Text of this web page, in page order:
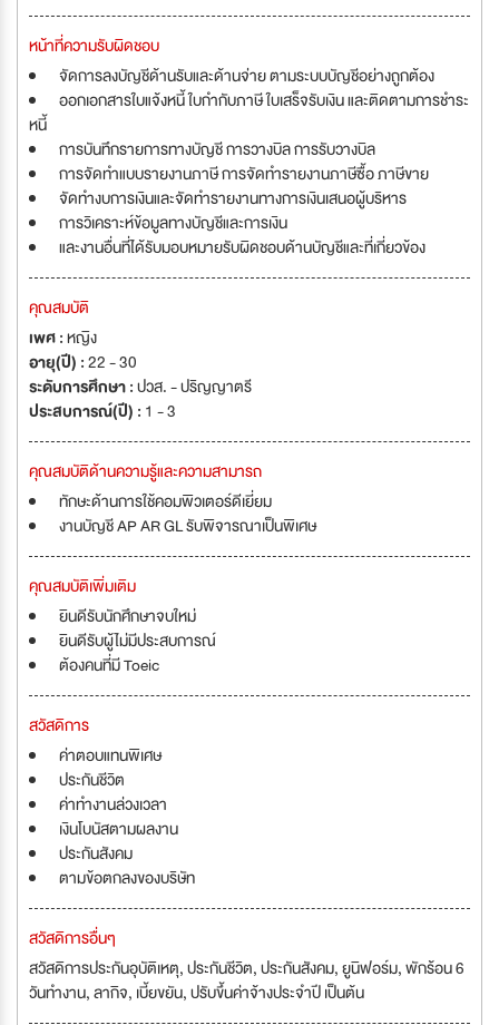
หน้าที่ความรับผิดชอบ
จัดการลงบัญชีด้านรับและด้านจ่าย ตามระบบบัญชีอย่างถูกต้อง
ออกเอกสารใบแจ้งหนี้ ใบกำกับภาษี ใบเสร็จรับเงิน และติดตามการชำระ
หนี้
การบันทึกรายการทางบัญชี การวางบิล การรับวางบิล
การจัดทำแบบรายงานภาษี การจัดทำรายงานภาษีซื้อ ภาษีขาย
จัดทำงบการเงินและจัดทำรายงานทางการเงินเสนอผู้บริหาร
การวิเคราะห์ข้อมูลทางบัญชีและการเงิน
และงานอื่นที่ได้รับมอบหมายรับผิดชอบด้านบัญชีและที่เกี่ยวข้อง
คุณสมบัติ
เพศ :หญิง
อายุ(ปี) :22 - 30
ระดับการศึกษา :ปวส. - ปริญญาตรี
ประสบการณ์(ปี) : 1 - 3
คุณสมบัติด้านความรู้และความสามารถ
ทักษะด้านการใช้คอมพิวเตอร์ดีเยี่ยม
งานบัญชี AP AR GL รับพิจารณาเป็นพิเศษ
คุณสมบัติเพิ่มเติม
ยินดีรับนักศึกษาจบใหม่
ยินดีรับผู้ไม่มีประสบการณ์
ต้องคนที่มี Toeic
สวัสดิการ
ค่าตอบแทนพิเศษ
ประกันชีวิต
ค่าทำงานล่วงเวลา
เงินโบนัสตามผลงาน
ประกันสังคม
ตามข้อตกลงของบริษัท
สวัสดิการอื่นๆ
สวัสดิการประกันอุบัติเหตุ, ประกันชีวิต, ประกันสังคม, ยูนิฟอร์ม, พักร้อน 6
วันทำงาน, ลากิจ, เบี้ยขยัน, ปรับขึ้นค่าจ้างประจำปี เป็นต้น